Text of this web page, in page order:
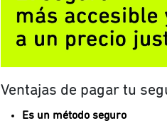
Ventajas de pagar tu
Es un método seguro